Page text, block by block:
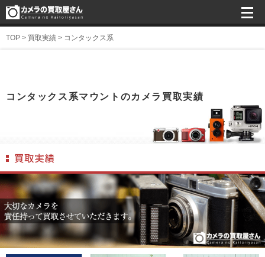
TOP > 買取実績 > コンタックス系
コンタックス系マウントのカメラ買取実績